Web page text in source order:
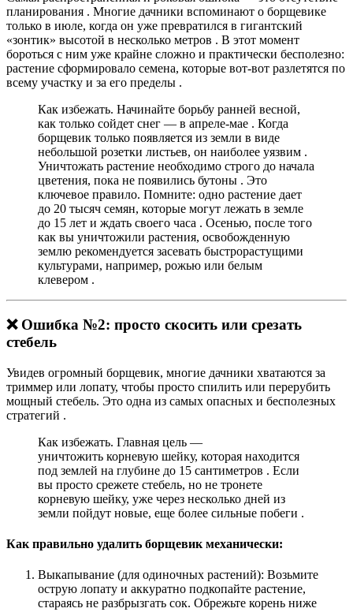
планирования . Многие дачники вспоминают о борщевике
только в июле, когда он уже превратился в гигантский
«зонтик» высотой в несколько метров . В этот момент
бороться с ним уже крайне сложно и практически бесполезно:
растение сформировало семена, которые вот-вот разлетятся по
всему участку и за его пределы .
Как избежать. Начинайте борьбу ранней весной,
как только сойдет снег — в апреле-мае . Когда
борщевик только появляется из земли в виде
небольшой розетки листьев, он наиболее уязвим .
Уничтожать растение необходимо строго до начала
цветения, пока не появились бутоны . Это
ключевое правило. Помните: одно растение дает
до 20 тысяч семян, которые могут лежать в земле
до 15 лет и ждать своего часа . Осенью, после того
как вы уничтожили растения, освобожденную
землю рекомендуется засевать быстрорастущими
культурами, например, рожью или белым
клевером .
❌ Ошибка №2: просто скосить или срезать
стебель
Увидев огромный борщевик, многие дачники хватаются за
триммер или лопату, чтобы просто спилить или перерубить
мощный стебель. Это одна из самых опасных и бесполезных
стратегий .
Как избежать. Главная цель —
уничтожить корневую шейку, которая находится
под землей на глубине до 15 сантиметров . Если
вы просто срежете стебель, но не тронете
корневую шейку, уже через несколько дней из
земли пойдут новые, еще более сильные побеги .
Как правильно удалить борщевик механически:
Выкапывание (для одиночных растений): Возьмите
острую лопату и аккуратно подкопайте растение,
стараясь не разбрызгать сок. Обрежьте корень ниже